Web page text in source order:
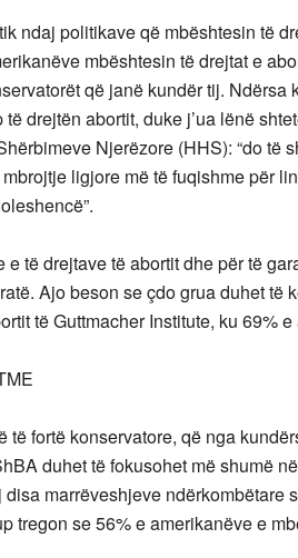
ndaj politikave që mbështesin të
mbështesin të drejtat e
që janë kundër tij.
drejtën abortit, duke j’ua lënë
Njerëzore (HHS): “do të
ligjore më të fuqishme për
e të drejtave të abortit dhe për të
Ajo beson se çdo grua duhet të
të Guttmacher Institute, ku 69%
të fortë konservatore, që nga
duhet të fokusohet më shumë
marrëveshjeve ndërkombëtare
tregon se 56% e amerikanëve e